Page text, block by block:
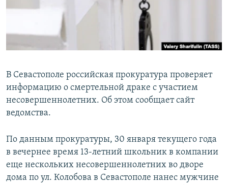
ПОБЕДИТЕЛЕЙ НЕ СУДЯТ?
КРЫМ.НЕПОКОРЕННЫЙ
ПРИСОЕДИНЯЙТЕСЬ!
Все сайты RFE/RL
В Севастополе российская прокуратура проверяет
информацию о смертельной драке с участием
несовершеннолетних. Об этом сообщает сайт
ведомства.
По данным прокуратуры, 30 января текущего года
в вечернее время 13-летний школьник в компании
еще нескольких несовершеннолетних во дворе
дома по ул. Колобова в Севастополе нанес мужчине